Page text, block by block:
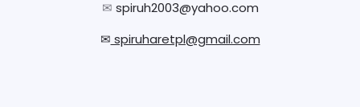
✉ spiruh2003@yahoo.com
✉ spiruharetpl@gmail.com